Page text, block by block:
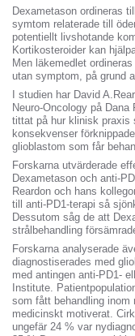
Dexametason ordineras
symtom relaterade till
potentiellt livshotande
Kortikosteroider kan
Men läkemedlet
utan symptom, på grund
I studien har David
Neuro-Oncology på
tittat på hur klinisk praxis
konsekvenser
glioblastom som får
Forskarna utvärderade
Dexametason och anti-
Reardon och hans
till anti-PD1-terapi så
Dessutom såg de att
strålbehandling
Forskarna analyserade
diagnostiserades med
med antingen anti-PD1-
Institute.
som fått behandling inom
medicinskt motiverat.
ungefär 24 % var